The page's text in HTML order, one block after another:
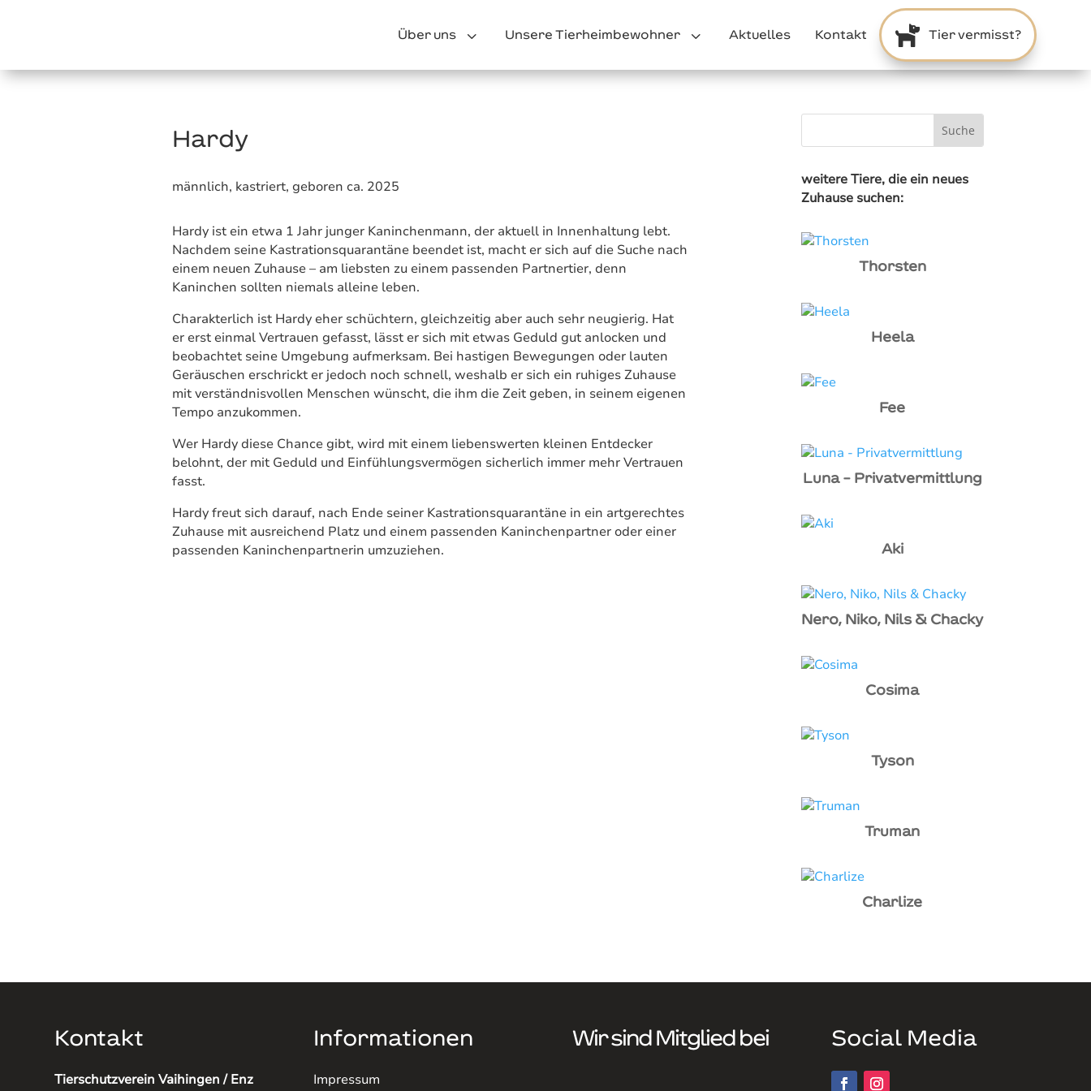
3
Über uns 3
Unsere Tierheimbewohner Aktuelles Kontakt  Tier vermisst?
Hardy
männlich, kastriert, geboren ca. 2025
Hardy ist ein etwa 1 Jahr junger Kaninchenmann, der aktuell in Innenhaltung lebt.
Nachdem seine Kastrationsquarantäne beendet ist, macht er sich auf die Suche nach
einem neuen Zuhause – am liebsten zu einem passenden Partnertier, denn
Kaninchen sollten niemals alleine leben.
Charakterlich ist Hardy eher schüchtern, gleichzeitig aber auch sehr neugierig. Hat
er erst einmal Vertrauen gefasst, lässt er sich mit etwas Geduld gut anlocken und
beobachtet seine Umgebung aufmerksam. Bei hastigen Bewegungen oder lauten
Geräuschen erschrickt er jedoch noch schnell, weshalb er sich ein ruhiges Zuhause
mit verständnisvollen Menschen wünscht, die ihm die Zeit geben, in seinem eigenen
Tempo anzukommen.
Wer Hardy diese Chance gibt, wird mit einem liebenswerten kleinen Entdecker
belohnt, der mit Geduld und Einfühlungsvermögen sicherlich immer mehr Vertrauen
fasst.
Hardy freut sich darauf, nach Ende seiner Kastrationsquarantäne in ein artgerechtes
Zuhause mit ausreichend Platz und einem passenden Kaninchenpartner oder einer
passenden Kaninchenpartnerin umzuziehen.
weitere Tiere, die ein neues
Zuhause suchen:
Thorsten
Heela
Fee
Luna – Privatvermittlung
Aki
Nero, Niko, Nils & Chacky
Cosima
Tyson
Truman
Charlize
Kontakt
Tierschutzverein Vaihingen / Enz
Informationen
Impressum
Wir sind Mitglied bei Social Media